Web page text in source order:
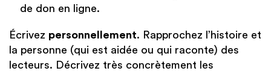
de don en ligne.
Écrivez personnellement. Rapprochez l’histoire et
la personne (qui est aidée ou qui raconte) des
lecteurs. Décrivez très concrètement les